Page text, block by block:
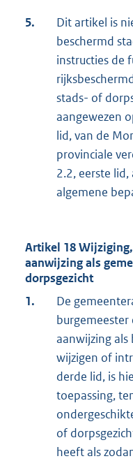
5.
Dit artikel is
beschermd
instructies de
stads- of
aangewezen
lid, van de
provinciale
2.2, eerste
algemene
Artikel 18
aanwijzing als
dorpsgezicht
1.
De
aanwijzing
wijzigen of
derde lid, is
toepassing,
of
heeft als